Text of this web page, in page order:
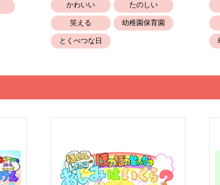
かわいい たのしい
笑える 幼稚園保育園
とくべつな日